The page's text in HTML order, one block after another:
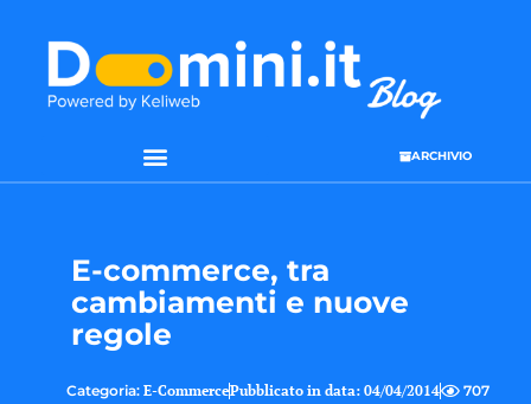
ARCHIVIO
E-commerce, tra
cambiamenti e nuove
regole
Categoria: E-CommercePubblicato in data: 04/04/2014 707